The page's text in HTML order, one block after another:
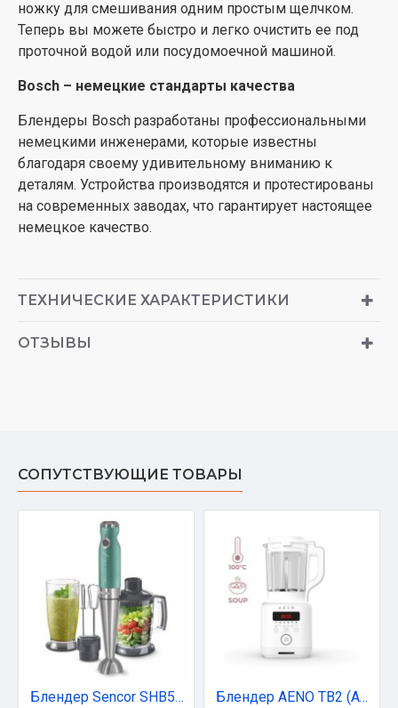
ножку для смешивания одним простым щелчком.
Теперь вы можете быстро и легко очистить ее под
проточной водой или посудомоечной машиной.
Bosch – немецкие стандарты качества
Блендеры Bosch разработаны профессиональными
немецкими инженерами, которые известны
благодаря своему удивительному вниманию к
деталям. Устройства производятся и протестированы
на современных заводах, что гарантирует настоящее
немецкое качество.
ТЕХНИЧЕСКИЕ ХАРАКТЕРИСТИКИ
ОТЗЫВЫ
СОПУТСТВУЮЩИЕ ТОВАРЫ
Блендер Sencor SHB5601GR Блендер AENO TB2 (ATB0002)